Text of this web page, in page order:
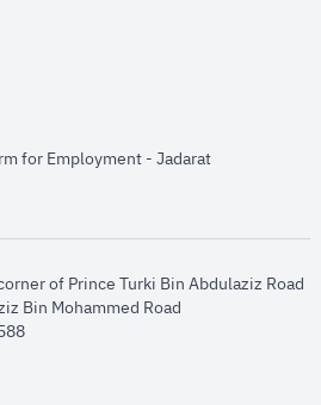
new window
for Employment - Jadaratopens in new
of Prince Turki Bin Abdulaziz Road
Bin Mohammed Road​